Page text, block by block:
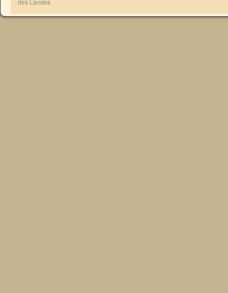
des Landes